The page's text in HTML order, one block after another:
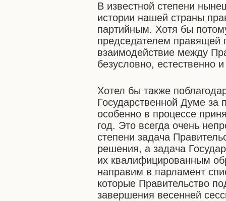
В известной степени
истории нашей страны
партийным. Хотя бы
председателем правящей
взаимодействие между
безусловно, естественно
Хотел бы также
Государственной Думе за
особенно в процессе
год. Это всегда очень
степени задача
решения, а задача
их квалифицированным
направим в парламент
которые Правительство
завершения весенней